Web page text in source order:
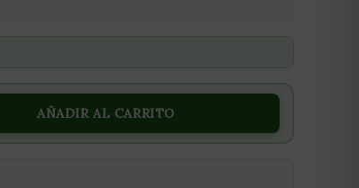
AÑADIR AL CARRITO